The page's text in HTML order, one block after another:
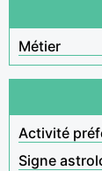
Métier
Activité
Signe